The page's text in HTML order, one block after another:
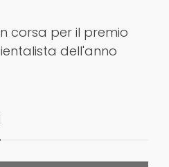
corsa per il premio
dell'anno